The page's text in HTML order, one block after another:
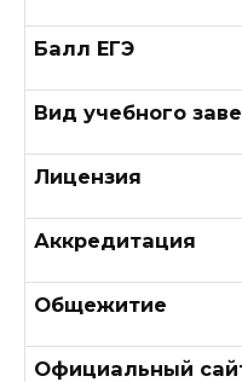
Балл ЕГЭ
Вид учебного
Лицензия
Аккредитация
Общежитие
Официальный